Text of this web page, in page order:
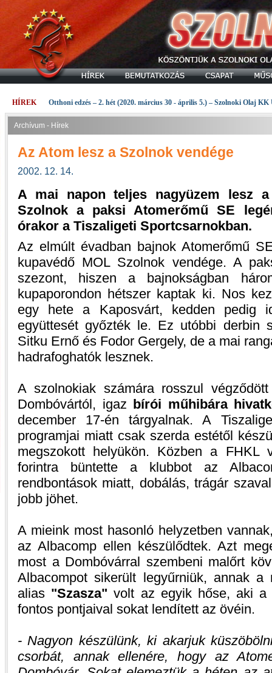
HÍREK Otthoni edzés – 2. hét (2020. március 30 - április 5.) – Szolnoki Olaj KK
Archívum - Hírek
Az Atom lesz a Szolnok vendége
2002. 12. 14.
A mai napon teljes nagyüzem lesz a
Szolnok a paksi Atomerőmű SE
órakor a Tiszaligeti Sportcsarnokban.
Az elmúlt évadban bajnok Atomerőmű
kupavédő MOL Szolnok vendége. A
szezont, hiszen a bajnokságban
kupaporondon hétszer kaptak ki. Nos
egy hete a Kaposvárt, kedden pedig
együttesét győzték le. Ez utóbbi derbin
Sitku Ernő és Fodor Gergely, de a mai
hadrafoghatók lesznek.
A szolnokiak számára rosszul
Dombóvártól, igaz bírói műhibára
december 17-én tárgyalnak. A
programjai miatt csak szerda estétől
megszokott helyükön. Közben a FHKL
forintra büntette a klubbot az
rendbontások miatt, dobálás, trágár
jobb jöhet.
A mieink most hasonló helyzetben
az Albacomp ellen készülődtek. Azt
most a Dombóvárral szembeni malőrt
Albacompot sikerült legyűrniük, annak
alias "Szasza" volt az egyik hőse, aki a
fontos pontjaival sokat lendített az övéin.
- Nagyon készülünk, ki akarjuk
csorbát, annak ellenére, hogy az